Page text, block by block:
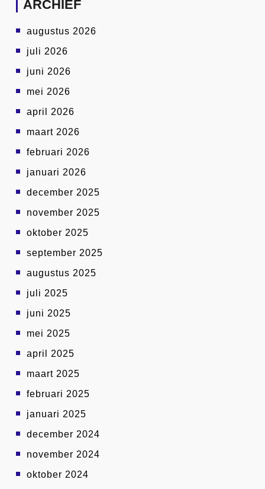
ARCHIEF
augustus 2026
juli 2026
juni 2026
mei 2026
april 2026
maart 2026
februari 2026
januari 2026
december 2025
november 2025
oktober 2025
september 2025
augustus 2025
juli 2025
juni 2025
mei 2025
april 2025
maart 2025
februari 2025
januari 2025
december 2024
november 2024
oktober 2024